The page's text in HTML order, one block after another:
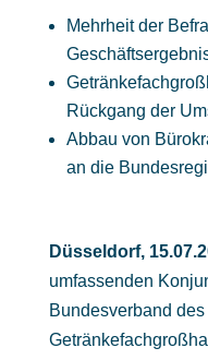
Mehrheit der
Rückgang der
Abbau von
an die
Düsseldorf,
umfassenden
Bundesverband